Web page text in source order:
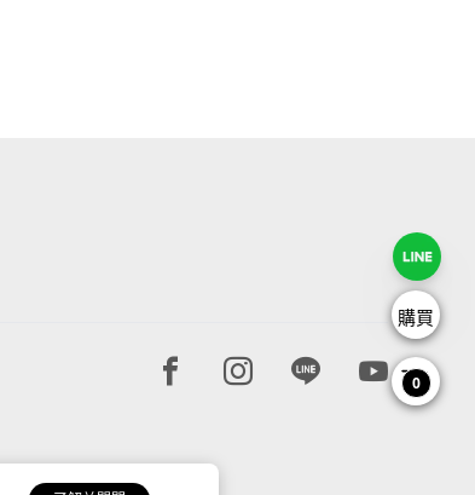
Facebook page
Instagram page
Line pageYoutube
購買
0